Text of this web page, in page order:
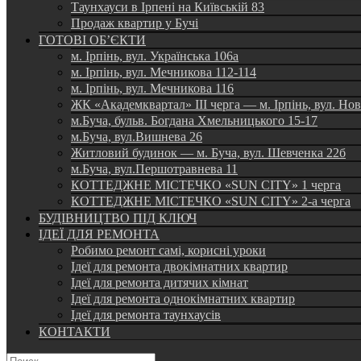
Таунхауси в Ірпені на Київській 83
Продаж квартир у Бучі
ГОТОВІ ОБ’ЄКТИ
м. Ірпінь, вул. Українська 106а
м. Ірпінь, вул. Мечникова 112-114
м. Ірпінь, вул. Мечникова 116
ЖК «Академквартал» III черга — м. Ірпінь, вул.
м.Буча, бульв. Богдана Хмельницького 15-17
м.Буча, вул.Вишнева 26
Житловий будинок — м. Буча, вул. Шевченка 22б
м.Буча, вул.Першотравнева 11
КОТТЕДЖНЕ МІСТЕЧКО «SUN CITY» 1 черга
КОТТЕДЖНЕ МІСТЕЧКО «SUN CITY» 2-а черга
БУДІВНИЦТВО ПІД КЛЮЧ
ІДЕЇ ДЛЯ РЕМОНТА
Робимо ремонт самі, корисні уроки
Ідеї для ремонта двокімнатних квартир
Ідеї для ремонта дитячих кімнат
Ідеї для ремонта однокімнатних квартир
Ідеї для ремонта таунхаусів
КОНТАКТИ